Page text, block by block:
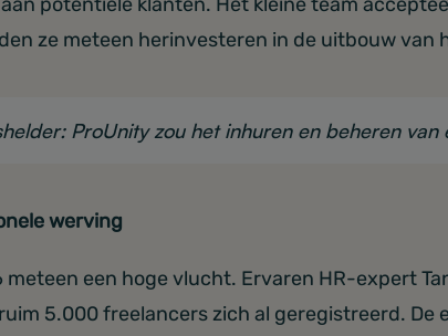
ze meteen herinvesteren in de uitbouw van
ProUnity zou het inhuren en beheren
werving
een hoge vlucht. Ervaren HR-expert
5.000 freelancers zich al geregistreerd.